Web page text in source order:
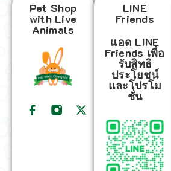
Pet Shop
with Live
Animals
LINE
Friends
แอด LINE
Friends เพื่อ
รับสิทธิ
ประโยชน์
และโปรโม
ชั่น